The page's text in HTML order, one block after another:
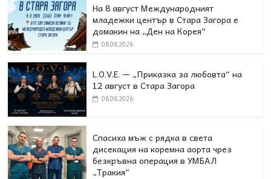
На 8 август Международният
младежки център в Стара Загора е
домакин на „Ден на Корея“
08.08.2026
L.O.V.E. — „Приказка за любовта“ на
12 август в Стара Загора
08.08.2026
Спасиха мъж с рядка в света
дисекация на коремна аорта чрез
безкръвна операция в УМБАЛ
„Тракия“